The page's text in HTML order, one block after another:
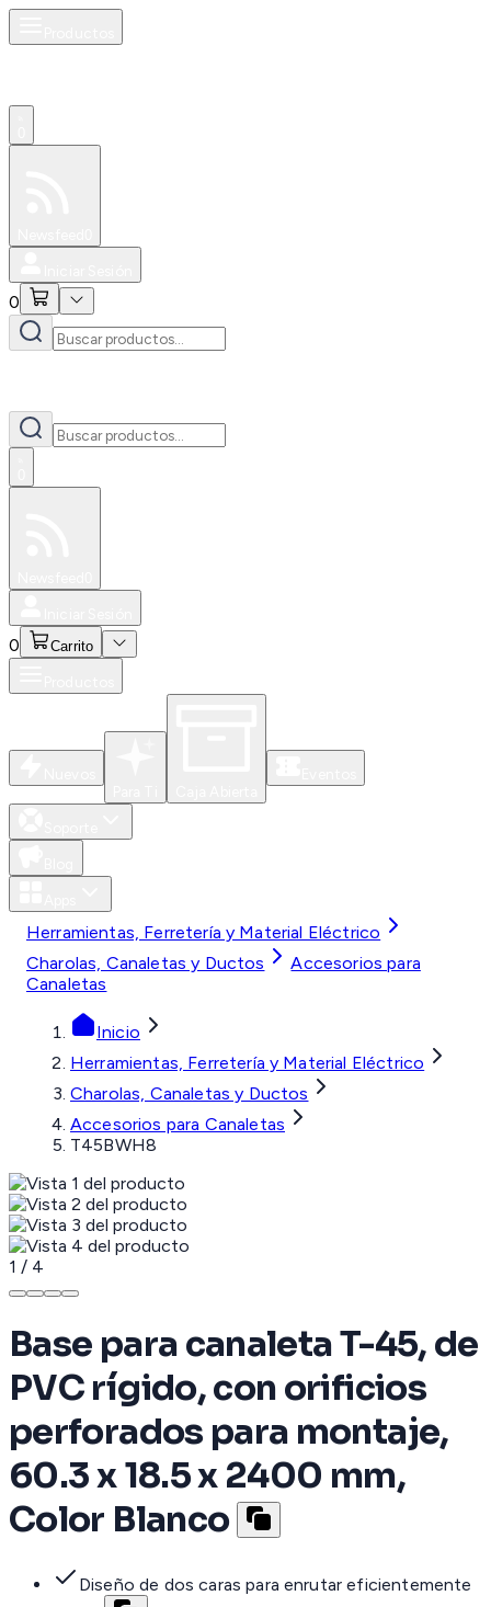
0
0 Carrito
Herramientas, Ferretería y Material Eléctrico
Charolas, Canaletas y Ductos
Accesorios para
Canaletas
Inicio
Herramientas, Ferretería y Material Eléctrico
Charolas, Canaletas y Ductos
Accesorios para Canaletas
T45BWH8
1 / 4
Base para canaleta T-45, de
PVC rígido, con orificios
perforados para montaje,
60.3 x 18.5 x 2400 mm,
Color Blanco
Diseño de dos caras para enrutar eficientemente